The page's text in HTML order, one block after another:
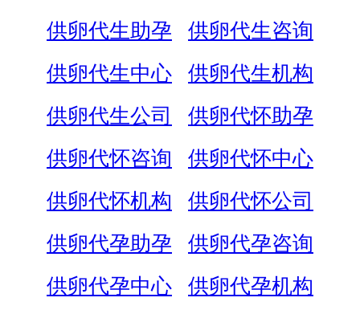
供卵代生助孕
供卵代生咨询
供卵代生中心
供卵代生机构
供卵代生公司
供卵代怀助孕
供卵代怀咨询
供卵代怀中心
供卵代怀机构
供卵代怀公司
供卵代孕助孕
供卵代孕咨询
供卵代孕中心
供卵代孕机构